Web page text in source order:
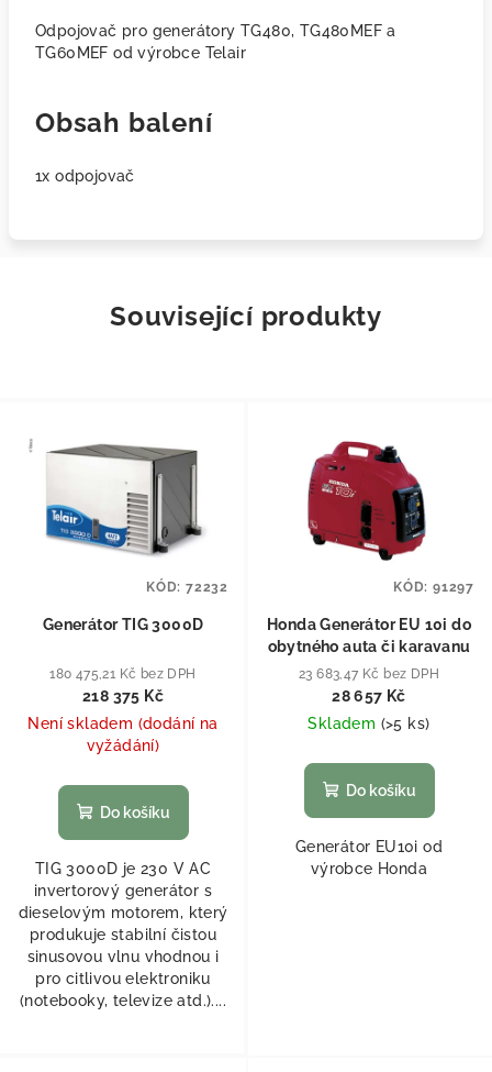
Odpojovač pro generátory TG480, TG480MEF a
TG60MEF od výrobce Telair
Obsah balení
1x odpojovač
Související produkty
Generátor TIG 3000D
180 475,21 Kč bez DPH
218 375 Kč
Není skladem (dodání na
vyžádání)
Do košíku
TIG 3000D je 230 V AC
invertorový generátor s
dieselovým motorem, který
produkuje stabilní čistou
sinusovou vlnu vhodnou i
pro citlivou elektroniku
(notebooky, televize atd.)....
KÓD: 72232
Honda Generátor EU 10i do
obytného auta či karavanu
23 683,47 Kč bez DPH
28 657 Kč
Skladem (>5 ks)
Do košíku
Generátor EU10i od
výrobce Honda
KÓD: 91297